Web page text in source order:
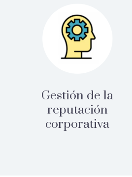
Gestión de la
reputación
corporativa